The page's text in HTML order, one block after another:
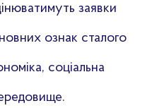
заявки
ознак сталого
соціальна